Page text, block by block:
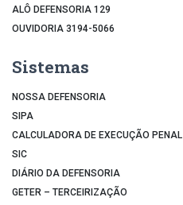
ALÔ DEFENSORIA 129
OUVIDORIA 3194-5066
Sistemas
NOSSA DEFENSORIA
SIPA
CALCULADORA DE EXECUÇÃO PENAL
SIC
DIÁRIO DA DEFENSORIA
GETER – TERCEIRIZAÇÃO